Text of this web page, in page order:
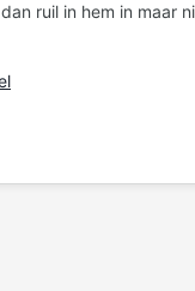
ruil in hem in maar